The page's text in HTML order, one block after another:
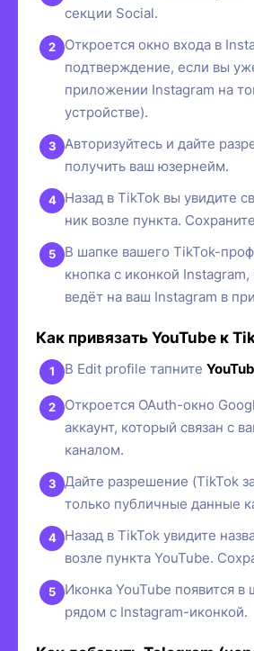
секции Social.
Откроется окно входа в
подтверждение, если вы
приложении Instagram на
устройстве).
Авторизуйтесь и дайте
получить ваш юзернейм.
Назад в TikTok вы увидите
ник возле пункта.
В шапке вашего TikTok-
кнопка с иконкой
ведёт на ваш Instagram в
Как привязать YouTube к
В Edit profile тапните
Откроется OAuth-окно
аккаунт, который связан с
каналом.
Дайте разрешение (TikTok
только публичные данные
Назад в TikTok увидите
возле пункта YouTube.
Иконка YouTube появится
рядом с Instagram-иконкой.